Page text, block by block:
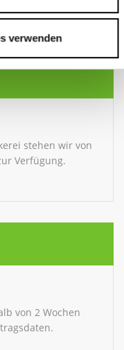
verwenden
stehen wir von
Verfügung.
von 2 Wochen